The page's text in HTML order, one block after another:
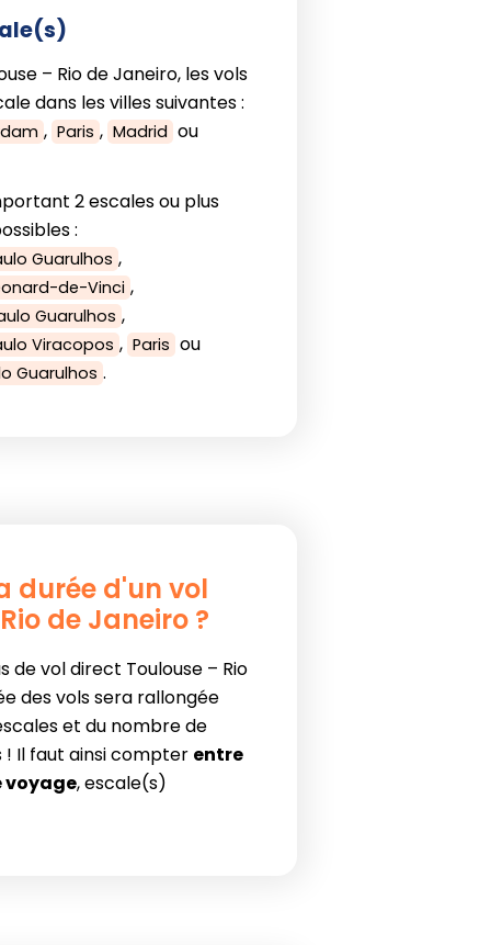
– Rio de Janeiro, les vols
dans les villes suivantes :
, Paris , Madrid ou
2 escales ou plus
:
Guarulhos ,
de-Vinci ,
Guarulhos ,
Viracopos , Paris ou
Guarulhos .
durée d'un vol
de Janeiro ?
de vol direct Toulouse – Rio
des vols sera rallongée
et du nombre de
Il faut ainsi compter entre
voyage, escale(s)